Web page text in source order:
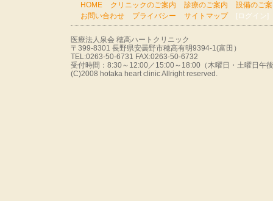
HOME クリニックのご案内 診療のご案内
設備のご
お問い合わせ
プライバシー サイトマップ [ログイン]
医療法人泉会 穂高ハートクリニック
〒399-8301 長野県安曇野市穂高有明9394-1(富田）
TEL:0263-50-6731 FAX:0263-50-6732
受付時間：8:30～12:00／15:00～18:00（木曜日・土曜日午
(C)2008 hotaka heart clinic Allright reserved.